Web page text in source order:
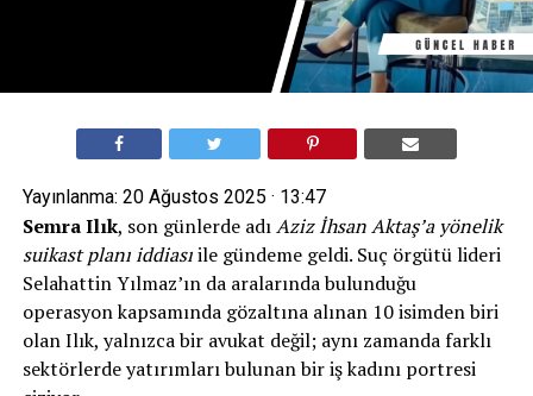
Yayınlanma: 20 Ağustos 2025 · 13:47
Semra Ilık, son günlerde adıAziz İhsan Aktaş’a yönelik
suikast planı iddiasıile gündeme geldi. Suç örgütü lideri
Selahattin Yılmaz’ın da aralarında bulunduğu
operasyon kapsamında gözaltına alınan 10 isimden biri
olan Ilık, yalnızca bir avukat değil; aynı zamanda farklı
sektörlerde yatırımları bulunan bir iş kadını portresi